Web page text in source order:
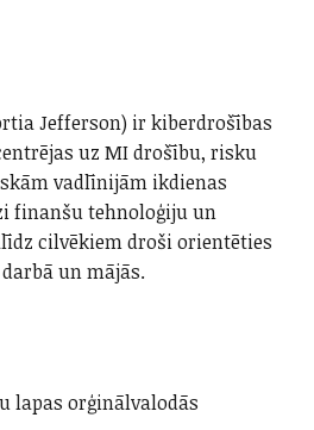
Jefferson) ir kiberdrošības
uz MI drošību, risku
vadlīnijām ikdienas
finanšu tehnoloģiju un
cilvēkiem droši orientēties
un mājās.
lapas orģinālvalodās